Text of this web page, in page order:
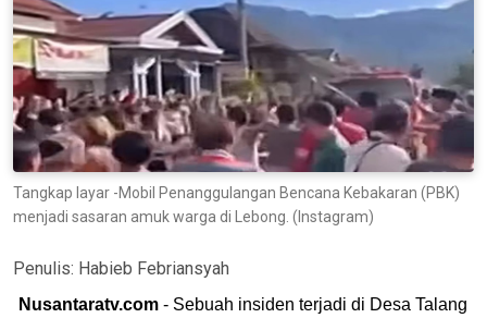
Tangkap layar -Mobil Penanggulangan Bencana Kebakaran (PBK)
menjadi sasaran amuk warga di Lebong. (Instagram)
Penulis: Habieb Febriansyah
Nusantaratv.com - Sebuah insiden terjadi di Desa Talang